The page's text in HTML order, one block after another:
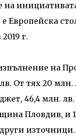
на
Европейска
г.
на
От тях 20 млн.
46,4 млн. лв.
Пловдив, и
източници.